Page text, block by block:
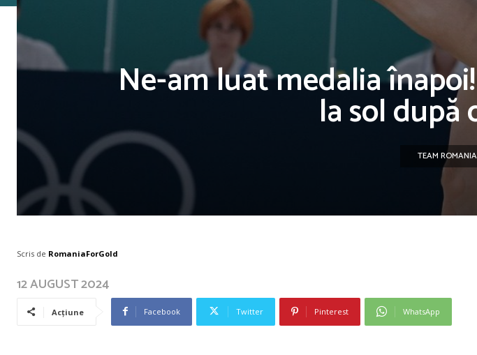
Ne-am luat medalia
la sol după
TEAM
Scris de RomaniaForGold
12 AUGUST 2024
Acțiune Facebook Twitter Pinterest WhatsApp